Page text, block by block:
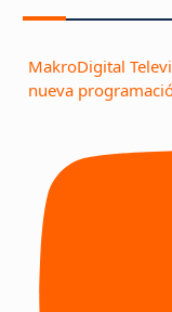
MakroDigital
nueva